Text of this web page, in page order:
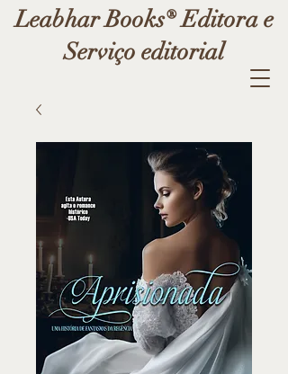
Leabhar Books® Editora e
Serviço editorial